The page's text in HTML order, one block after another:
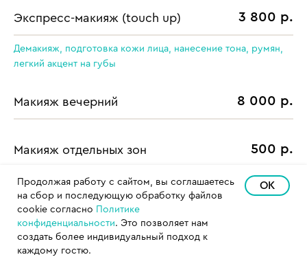
Экспресс-макияж (touch up) 3 800 р.
Демакияж, подготовка кожи лица, нанесение тона, румян,
легкий акцент на губы
Макияж вечерний 8 000 р.
Макияж отдельных зон 500 р.
не может быть самостоятельной услугой
ЗАПИСАТЬСЯ В САЛОН
Продолжая работу с сайтом, вы соглашаетесь
на сбор и последующую обработку файлов
cookie согласно
Политике
конфиденциальности. Это позволяет нам
создать более индивидуальный подход к
каждому гостю.
OK